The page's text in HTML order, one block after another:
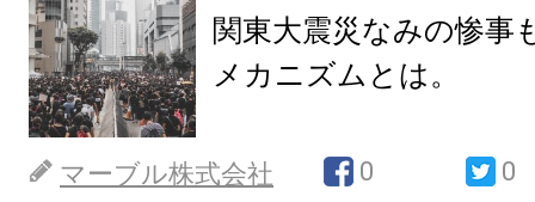
関東大震災なみの惨事
メカニズムとは。
マーブル株式会社 0 0